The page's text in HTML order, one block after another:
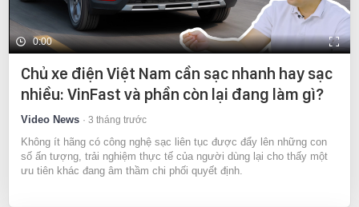
0:00
Chủ xe điện Việt Nam cần sạc nhanh hay sạc
nhiều: VinFast và phần còn lại đang làm gì?
Video News 3 tháng trước
Không ít hãng có công nghệ sạc liên tục được đẩy lên những con
số ấn tượng, trải nghiệm thực tế của người dùng lại cho thấy một
ưu tiên khác đang âm thầm chi phối quyết định.